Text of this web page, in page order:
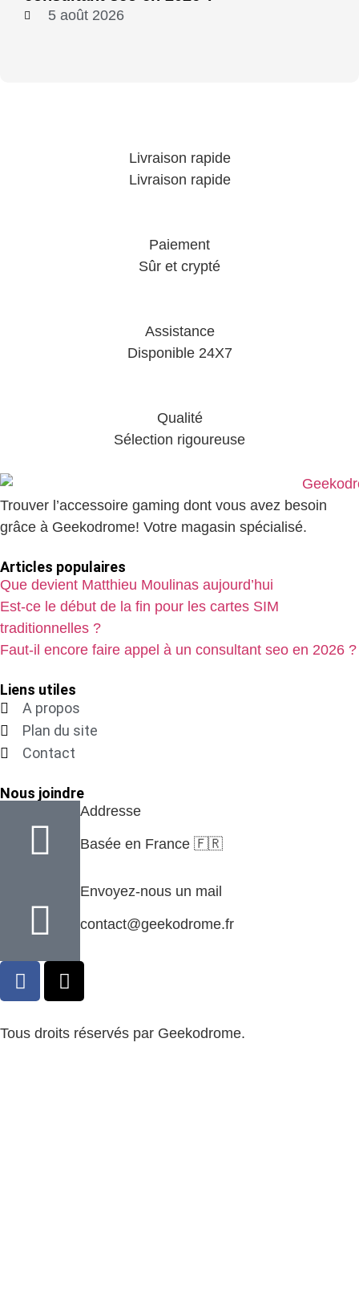
5 août 2026
Livraison rapide
Livraison rapide
Paiement
Sûr et crypté
Assistance
Disponible 24X7
Qualité
Sélection rigoureuse
Trouver l’accessoire gaming dont vous avez besoin
grâce à Geekodrome! Votre magasin spécialisé.
Articles populaires
Que devient Matthieu Moulinas aujourd’hui
Est-ce le début de la fin pour les cartes SIM
traditionnelles ?
Faut-il encore faire appel à un consultant seo en 2026 ?
Liens utiles
A propos
Plan du site
Contact
Nous joindre
Addresse
Basée en France 🇫🇷
Envoyez-nous un mail
contact@geekodrome.fr
Tous droits réservés par Geekodrome.